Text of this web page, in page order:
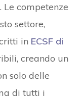
competenze
settore,
in ECSF di
creando un
solo delle
di tutti i